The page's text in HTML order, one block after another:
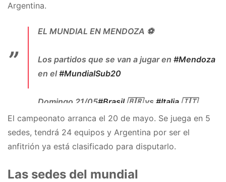
Argentina.
EL MUNDIAL EN MENDOZA ⚽️
Los partidos que se van a jugar en #Mendoza
en el#MundialSub20
Domingo 21/05#Brasil🇧🇷 vs #Italia 🇮🇹
#Nigeria🇳🇬 vs#RepublicaDominicana 🇩🇴
Lunes 22/05#Francia🇫🇷 vs#Corea
El campeonato arranca el 20 de mayo. Se juega en 5
sedes, tendrá 24 equipos y Argentina por ser el
anfitrión ya está clasificado para disputarlo.
Las sedes del mundial